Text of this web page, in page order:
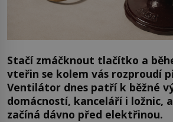
Stačí zmáčknout tlačítko a
vteřin se kolem vás rozproudí
Ventilátor dnes patří k běžné
domácností, kanceláří i ložnic,
začíná dávno před elektřinou.